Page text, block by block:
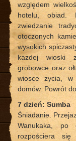
względem
hotelu, obiad.
zwiedzanie
otoczonych
wysokich
każdej wioski
grobowce oraz
wiosce życia,
domów. Powrót
7 dzień: Sumba
Śniadanie.
Wanukaka,
rozpościera